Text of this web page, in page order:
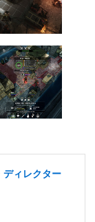
ィレクター